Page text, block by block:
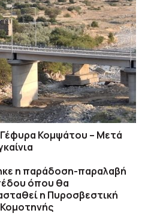
Κομψάτου – Μετά
η παράδοση-παραλαβή
όπου θα
η Πυροσβεστική